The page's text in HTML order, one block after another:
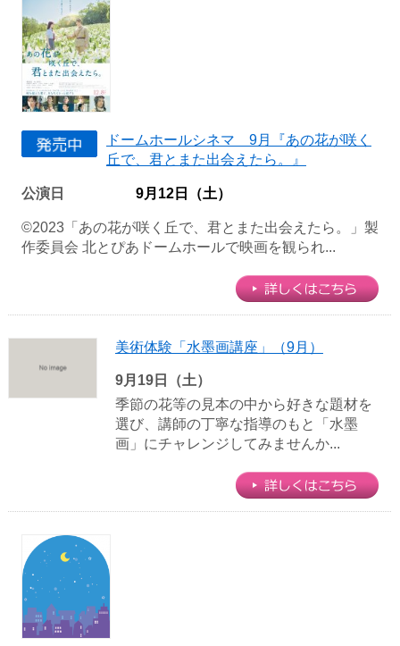
ドームホールシネマ 9月『あの花が咲く
丘で、君とまた出会えたら。』
公演日 9月12日（土）
©2023「あの花が咲く丘で、君とまた出会えたら。」製
作委員会 北とぴあドームホールで映画を観られ...
美術体験「水墨画講座」（9月）
9月19日（土）
季節の花等の見本の中から好きな題材を
選び、講師の丁寧な指導のもと「水墨
画」にチャレンジしてみませんか...